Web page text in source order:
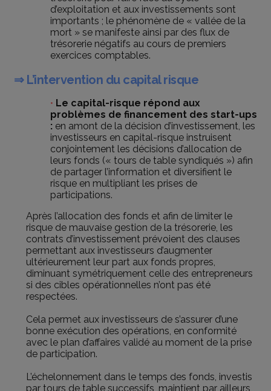
d’exploitation et aux investissements sont
importants ; le phénomène de « vallée de la
mort » se manifeste ainsi par des flux de
trésorerie négatifs au cours de premiers
exercices comptables.
⇒ L’intervention du capital risque
Le capital-risque répond aux
problèmes de financement des start-ups
: en amont de la décision d’investissement, les
investisseurs en capital-risque instruisent
conjointement les décisions d’allocation de
leurs fonds (« tours de table syndiqués ») afin
de partager l’information et diversifient le
risque en multipliant les prises de
participations.
Après l’allocation des fonds et afin de limiter le
risque de mauvaise gestion de la trésorerie, les
contrats d’investissement prévoient des clauses
permettant aux investisseurs d’augmenter
ultérieurement leur part aux fonds propres,
diminuant symétriquement celle des entrepreneurs
si des cibles opérationnelles n’ont pas été
respectées.
Cela permet aux investisseurs de s’assurer d’une
bonne exécution des opérations, en conformité
avec le plan d’affaires validé au moment de la prise
de participation.
L’échelonnement dans le temps des fonds, investis
par tours de table successifs, maintient par ailleurs